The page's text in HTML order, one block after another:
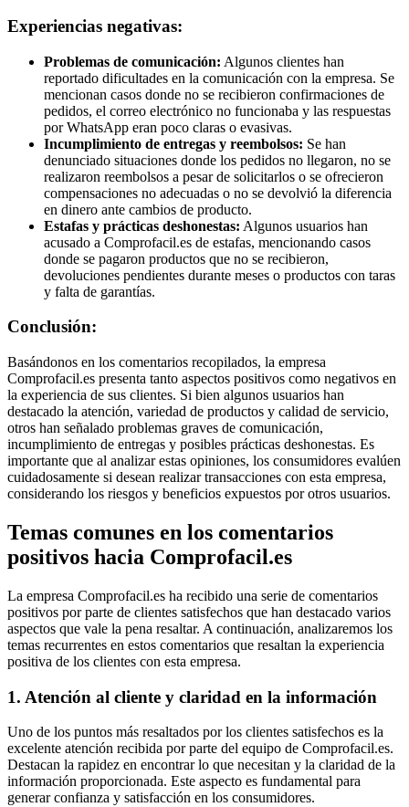
Experiencias negativas:
Problemas de comunicación: Algunos clientes han
reportado dificultades en la comunicación con la empresa. Se
mencionan casos donde no se recibieron confirmaciones de
pedidos, el correo electrónico no funcionaba y las respuestas
por WhatsApp eran poco claras o evasivas.
Incumplimiento de entregas y reembolsos: Se han
denunciado situaciones donde los pedidos no llegaron, no se
realizaron reembolsos a pesar de solicitarlos o se ofrecieron
compensaciones no adecuadas o no se devolvió la diferencia
en dinero ante cambios de producto.
Estafas y prácticas deshonestas: Algunos usuarios han
acusado a Comprofacil.es de estafas, mencionando casos
donde se pagaron productos que no se recibieron,
devoluciones pendientes durante meses o productos con taras
y falta de garantías.
Conclusión:
Basándonos en los comentarios recopilados, la empresa
Comprofacil.es presenta tanto aspectos positivos como negativos en
la experiencia de sus clientes. Si bien algunos usuarios han
destacado la atención, variedad de productos y calidad de servicio,
otros han señalado problemas graves de comunicación,
incumplimiento de entregas y posibles prácticas deshonestas. Es
importante que al analizar estas opiniones, los consumidores evalúen
cuidadosamente si desean realizar transacciones con esta empresa,
considerando los riesgos y beneficios expuestos por otros usuarios.
Temas comunes en los comentarios
positivos hacia Comprofacil.es
La empresa Comprofacil.es ha recibido una serie de comentarios
positivos por parte de clientes satisfechos que han destacado varios
aspectos que vale la pena resaltar. A continuación, analizaremos los
temas recurrentes en estos comentarios que resaltan la experiencia
positiva de los clientes con esta empresa.
1. Atención al cliente y claridad en la información
Uno de los puntos más resaltados por los clientes satisfechos es la
excelente atención recibida por parte del equipo de Comprofacil.es.
Destacan la rapidez en encontrar lo que necesitan y la claridad de la
información proporcionada. Este aspecto es fundamental para
generar confianza y satisfacción en los consumidores.